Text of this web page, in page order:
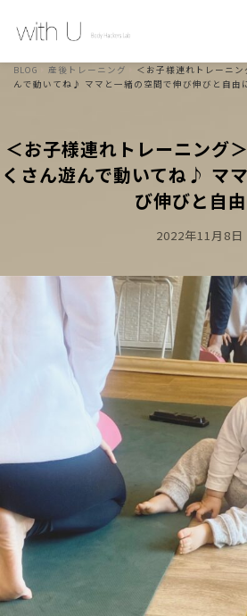
BLOG 産後トレーニング
＜お子様連れトレーニ
んで動いてね♪ ママと一緒の空間で伸び伸びと自由
＜お子様連れトレーニン
くさん遊んで動いてね♪ マ
び伸びと自
Posted
2022年11月8日